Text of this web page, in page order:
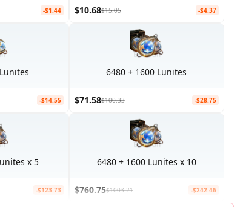
-$1.44 $10.68$15.05 -$4.37
-$14.55
6480 + 1600 Lunites
$71.58$100.33 -$28.75
x 5
-$123.73
6480 + 1600 Lunites x 10
$760.75$1003.21 -$242.46